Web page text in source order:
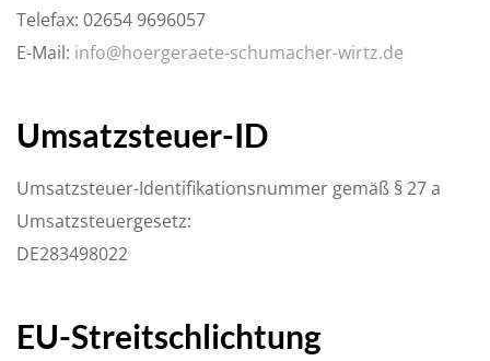
Telefax: 02654 9696057
E-Mail: info@hoergeraete-schumacher-wirtz.de
Umsatzsteuer-ID
Umsatzsteuer-Identifikationsnummer gemäß § 27 a
Umsatzsteuergesetz:
DE283498022
EU-Streitschlichtung